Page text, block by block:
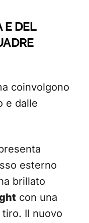
E DEL
coinvolgono
e dalle
esterno
brillato
con una
Il nuovo